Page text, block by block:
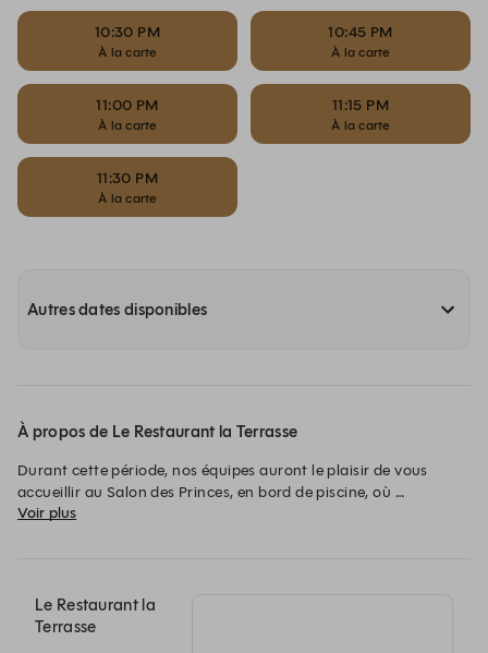
10:30 PM
À la carte
10:45 PM
À la carte
11:00 PM
À la carte
11:15 PM
À la carte
11:30 PM
À la carte
Autres dates disponibles
À propos de Le Restaurant la Terrasse
Durant cette période, nos équipes auront le plaisir de vous
accueillir au Salon des Princes, en bord de piscine, où
l’ensemble du service de restauration sera proposé
expérience fidèle à l’esprit du Terrou-Bi
Voir plus
Le Restaurant la
Terrasse